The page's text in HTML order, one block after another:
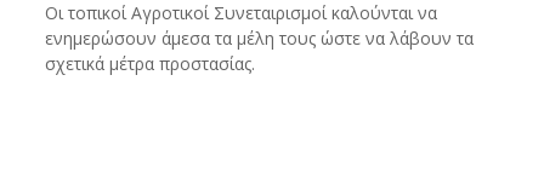
Οι τοπικοί Αγροτικοί Συνεταιρισμοί καλούνται να
ενημερώσουν άμεσα τα μέλη τους ώστε να λάβουν τα
σχετικά μέτρα προστασίας.